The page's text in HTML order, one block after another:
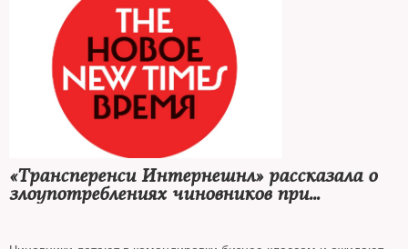
«Трансперенси Интернешнл» рассказала о
злоупотреблениях чиновников при